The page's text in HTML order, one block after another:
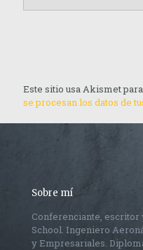
Este sitio usa Akismet
se procesan los datos de
Sobre mí
Conferenciante, escritor
School. Ingeniero
y Empresariales.